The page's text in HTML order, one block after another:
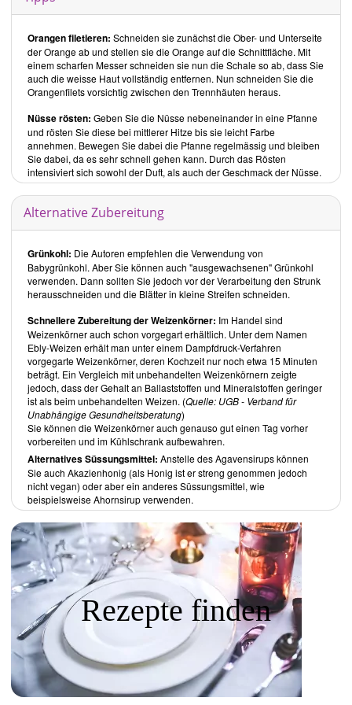
Knusprige Kartoffel-Tempeh-Pfannebis hin zumDrei-Beeren-
Smoothie.
Salate
Die Auswahl an Salaten veranschaulicht die grosse Bandbreite an
gegrillten Palmherzen mit Grapefruit und Avocado, derKresse-
Endivien-Salat mit Kakifrüchten und Haselnüssenund der
Weizenkornsalat mit Baby-Grünkohl, Trauben und Orangensind nur
einige Beispiele der bunten Auswahl an Rezepten.
Suppen
Gemüsesuppe , teils aufwendiger aufgrund vieler Zutaten, wie
Grandma´s Grüne Suppeoder exotisch, wie dieThailändische
Vorspeisen
Die Gerichte reichen von Snacks, wieKokos-Curry-Cashewkerne
über klassische Dips, wie derDreifarbige Hummus mit Knoblauch-
Shiitake-, Wasserkastanien-und Tofu-Salatwraps.
Hauptspeisen
Dieses Kapitel beinhaltet zum Grossteil Abwandlungen klassischer
Hauptgerichte, wie man bei derSommer-Pesto-Pizza, derVier-
Bohnen-Süsskartoffel-Chili mit Maisbrot aus der Pfanneund
Gebackenen Falafel in Pitabrot mit griechischem Salat und
Cashewsoßeerkennen kann. Die Rezepte sind jedoch durch ihre
kreative Abwandlung keineswegs gewöhnlich, sondern heben sich
von den üblichen veganen Rezepten erfrischend ab.
Beilagen
Die aufgeführten Gerichte reichen von eher klassisch, wie
Kartoffelstanz mit Pilzsoßebis hin zu kreativen Rezepten, wie die
Desserts
Aufgeführt sind sowohl Backwaren, wie die
Mandel-Rosinen-Biscotti
mit Ingwer und Melasseals auch fruchtigere Desserts wie
Ofengeschmorte Birnen mit Granatapfelsirup. Auch fehlt es nicht an
Eiscremes und Sorbets, wie dasPfirsich-Basilikum-Limette-Sorbet
zeigt.
Das Buch schliesst mit einem
Rezeptregister ab.
Gesamteindruck
Myra und Marea Goodmanhaben mit Straight From The Earth(Direkt
von der Erde) eine bunte Zusammenstellung zumeist fantasievoller
andersartiger veganer Rezepte hervorgebracht. In den Rezepten
Orangen filetieren: Schneiden sie zunächst die Ober- und Unterseite
der Orange ab und stellen sie die Orange auf die Schnittfläche. Mit
einem scharfen Messer schneiden sie nun die Schale so ab, dass Sie
auch die weisse Haut vollständig entfernen. Nun schneiden Sie die
Orangenfilets vorsichtig zwischen den Trennhäuten heraus.
Nüsse rösten: Geben Sie die Nüsse nebeneinander in eine Pfanne
und rösten Sie diese bei mittlerer Hitze bis sie leicht Farbe
annehmen. Bewegen Sie dabei die Pfanne regelmässig und bleiben
Sie dabei, da es sehr schnell gehen kann. Durch das Rösten
intensiviert sich sowohl der Duft, als auch der Geschmack der Nüsse.
Alternative Zubereitung
Grünkohl: Die Autoren empfehlen die Verwendung von
Babygrünkohl. Aber Sie können auch "ausgewachsenen" Grünkohl
verwenden. Dann sollten Sie jedoch vor der Verarbeitung den Strunk
herausschneiden und die Blätter in kleine Streifen schneiden.
Schnellere Zubereitung der Weizenkörner: Im Handel sind
Weizenkörner auch schon vorgegart erhältlich. Unter dem Namen
Ebly-Weizen erhält man unter einem Dampfdruck-Verfahren
vorgegarte Weizenkörner, deren Kochzeit nur noch etwa 15 Minuten
beträgt. Ein Vergleich mit unbehandelten Weizenkörnern zeigte
jedoch, dass der Gehalt an Ballaststoffen und Mineralstoffen geringer
ist als beim unbehandelten Weizen. (Quelle: UGB - Verband für
Unabhängige Gesundheitsberatung)
Sie können die Weizenkörner auch genauso gut einen Tag vorher
vorbereiten und im Kühlschrank aufbewahren.
Alternatives Süssungsmittel: Anstelle des Agavensirups können
Sie auch Akazienhonig (als Honig ist er streng genommen jedoch
nicht vegan) oder aber ein anderes Süssungsmittel, wie
beispielsweise Ahornsirup verwenden.
Rezepte finden